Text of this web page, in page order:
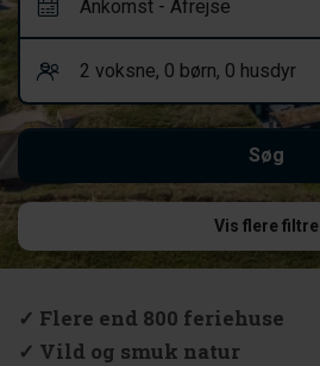
Vis flere filtre
✓ Flere end 800 feriehuse
✓ Vild og smuk natur